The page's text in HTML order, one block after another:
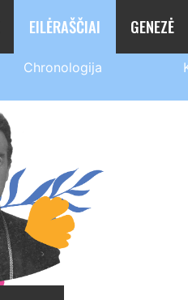
EILĖRAŠČIAI
Chronologija
GENEZĖ